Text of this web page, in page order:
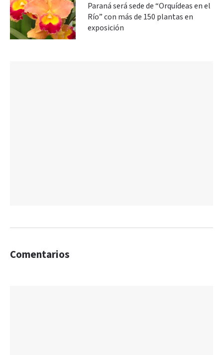
Paraná será sede de “Orquídeas en el
Río” con más de 150 plantas en
exposición
Comentarios